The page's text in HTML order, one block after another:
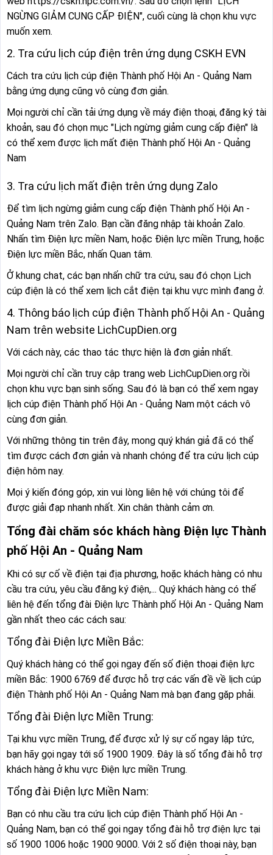
NGỪNG GIẢM CUNG CẤP ĐIỆN", cuối cùng là chọn khu vực
muốn xem.
2. Tra cứu lịch cúp điện trên ứng dụng CSKH EVN
Cách tra cứu lịch cúp điện Thành phố Hội An - Quảng Nam
bằng ứng dụng cũng vô cùng đơn giản.
Mọi người chỉ cần tải ứng dụng về máy điện thoại, đăng ký tài
khoản, sau đó chọn mục "Lịch ngừng giảm cung cấp điện" là
có thể xem được lịch mất điện Thành phố Hội An - Quảng
Nam
3. Tra cứu lịch mất điện trên ứng dụng Zalo
Để tìm lịch ngừng giảm cung cấp điện Thành phố Hội An -
Quảng Nam trên Zalo. Bạn cần đăng nhập tài khoản Zalo.
Nhấn tìm Điện lực miền Nam, hoặc Điện lực miền Trung, hoặc
Điện lực miền Bắc, nhấn Quan tâm.
Ở khung chat, các bạn nhấn chữ tra cứu, sau đó chọn Lịch
cúp điện là có thể xem lịch cắt điện tại khu vực mình đang ở.
4. Thông báo lịch cúp điện Thành phố Hội An - Quảng
Nam trên website LichCupDien.org
Với cách này, các thao tác thực hiện là đơn giản nhất.
Mọi người chỉ cần truy cập trang web LichCupDien.org rồi
chọn khu vực bạn sinh sống. Sau đó là bạn có thể xem ngay
lịch cúp điện Thành phố Hội An - Quảng Nam một cách vô
cùng đơn giản.
Với những thông tin trên đây, mong quý khán giả đã có thể
tìm được cách đơn giản và nhanh chóng để tra cứu lịch cúp
điện hôm nay.
Mọi ý kiến đóng góp, xin vui lòng liên hệ với chúng tôi để
được giải đạp nhanh nhất. Xin chân thành cảm ơn.
Tổng đài chăm sóc khách hàng Điện lực Thành
phố Hội An - Quảng Nam
Khi có sự cố về điện tại địa phương, hoặc khách hàng có nhu
cầu tra cứu, yêu cầu đăng ký điện,... Quý khách hàng có thể
liên hệ đến tổng đài Điện lực Thành phố Hội An - Quảng Nam
gần nhất theo các cách sau:
Tổng đài Điện lực Miền Bắc:
Quý khách hàng có thể gọi ngay đến số điện thoại điện lực
miền Bắc: 1900 6769 để được hỗ trợ các vấn đề về lịch cúp
điện Thành phố Hội An - Quảng Nam mà bạn đang gặp phải.
Tổng đài Điện lực Miền Trung:
Tại khu vực miền Trung, để được xử lý sự cố ngay lập tức,
bạn hãy gọi ngay tới số 1900 1909. Đây là số tổng đài hỗ trợ
khách hàng ở khu vực Điện lực miền Trung.
Tổng đài Điện lực Miền Nam:
Bạn có nhu cầu tra cứu lịch cúp điện Thành phố Hội An -
Quảng Nam, bạn có thể gọi ngay tổng đài hỗ trợ điện lực tại
số 1900 1006 hoặc 1900 9000. Với 2 số điện thoại này, bạn